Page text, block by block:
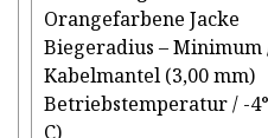
Orangefarbene Jacke
Biegeradius – Minimum
Kabelmantel (3,00 mm)
Betriebstemperatur / -4°
C)